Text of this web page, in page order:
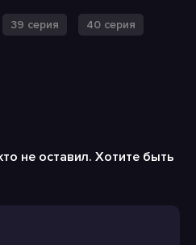
39 серия 40 серия
не оставил. Хотите быть